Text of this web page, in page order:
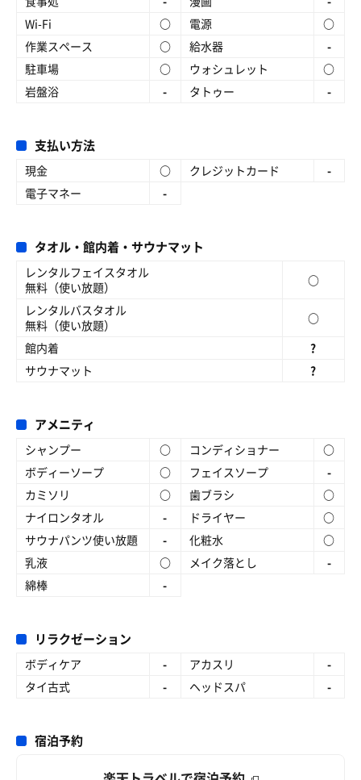
Wi-Fi
○ 電源
○
作業スペース
○ 給水器
-
駐車場
○ ウォシュレット
○
岩盤浴
- タトゥー -
支払い方法
現金 ○ クレジットカード
-
電子マネー
-
タオル・館内着・サウナマット
レンタルフェイスタオル
無料（使い放題）
○
レンタルバスタオル
無料（使い放題）
○
館内着
?
サウナマット
?
アメニティ
シャンプー ○ コンディショナー
○
ボディーソープ
○ フェイスソープ
-
カミソリ
○ 歯ブラシ
○
ナイロンタオル
- ドライヤー
○
サウナパンツ使い放題
- 化粧水
○
乳液
○ メイク落とし
-
綿棒
-
リラクゼーション
ボディケア - アカスリ
-
タイ古式
- ヘッドスパ -
宿泊予約